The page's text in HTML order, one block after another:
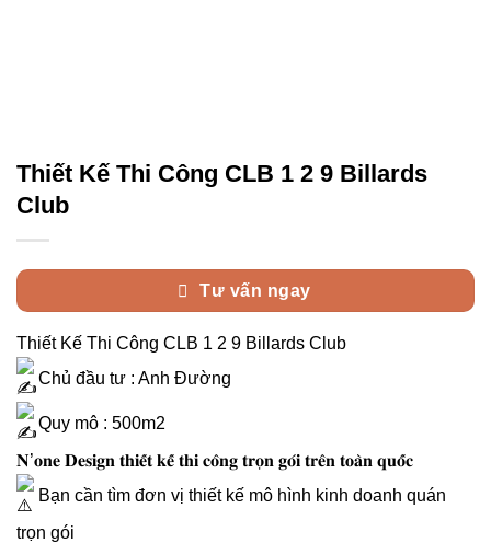
Thiết Kế Thi Công CLB 1 2 9 Billards
Club
Tư vấn ngay
Thiết Kế Thi Công CLB 1 2 9 Billards Club
Chủ đầu tư : Anh Đường
Quy mô : 500m2
𝐍’𝐨𝐧𝐞 𝐃𝐞𝐬𝐢𝐠𝐧 𝐭𝐡𝐢𝐞̂́𝐭 𝐤𝐞̂́ 𝐭𝐡𝐢 𝐜𝐨̂𝐧𝐠 𝐭𝐫𝐨̣𝐧 𝐠𝐨́𝐢 𝐭𝐫𝐞̂𝐧 𝐭𝐨𝐚̀𝐧 𝐪𝐮𝐨̂́𝐜
Bạn cần tìm đơn vị thiết kế mô hình kinh doanh quán
trọn gói